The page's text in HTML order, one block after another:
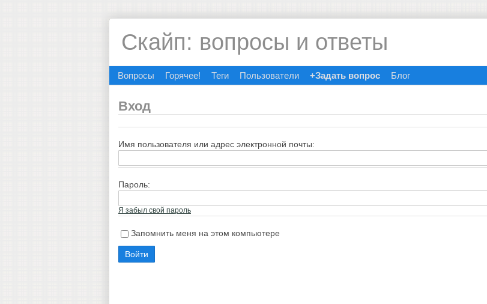
Скайп: вопросы и ответы
Вопросы Горячее! Теги Пользователи +Задать вопрос Блог
Вход
Имя пользователя или адрес электронной почты:
Пароль:
Я забыл свой пароль
Запомнить меня на этом компьютере